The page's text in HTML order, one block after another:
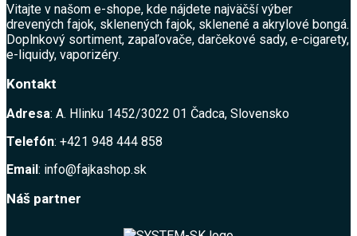
Vitajte v našom e-shope, kde nájdete najväčší výber
drevených fajok, sklenených fajok, sklenené a akrylové bongá.
Doplnkový sortiment, zapaľovače, darčekové sady, e-cigarety,
e-liquidy, vaporizéry.
Kontakt
Adresa: A. Hlinku 1452/3022 01 Čadca, Slovensko
Telefón: +421 948 444 858
Email: info@fajkashop.sk
Náš partner